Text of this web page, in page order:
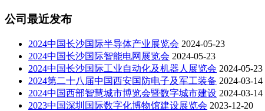
公司最近发布
2024中国长沙国际半导体产业展览会 2024-05-23
2024中国长沙国际智能电网展览会 2024-05-23
2024中国长沙国际工业自动化及机器人展览会 2024-05-23
2024第二十八届中国西安国防电子及军工装备 2024-03-14
2024中国西部智慧城市博览会暨数字城市建设 2024-03-14
2023中国深圳国际数字化博物馆建设展览会 2023-12-20